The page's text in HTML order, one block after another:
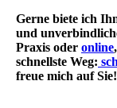
Gerne biete ich
und
Praxis oder online
schnellste Weg:
freue mich auf Sie!